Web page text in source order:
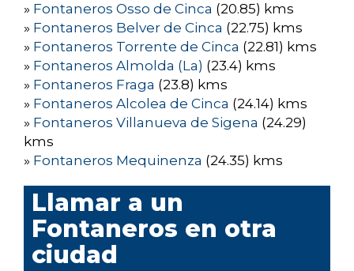
» Fontaneros Osso de Cinca (20.85) kms
» Fontaneros Belver de Cinca (22.75) kms
» Fontaneros Torrente de Cinca (22.81) kms
» Fontaneros Almolda (La) (23.4) kms
» Fontaneros Fraga (23.8) kms
» Fontaneros Alcolea de Cinca (24.14) kms
» Fontaneros Villanueva de Sigena (24.29)
kms
» Fontaneros Mequinenza (24.35) kms
Llamar a un
Fontaneros en otra
ciudad